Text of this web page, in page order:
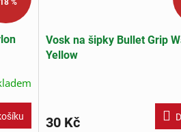
Vosk na šipky Bullet Grip
Yellow
30 Kč